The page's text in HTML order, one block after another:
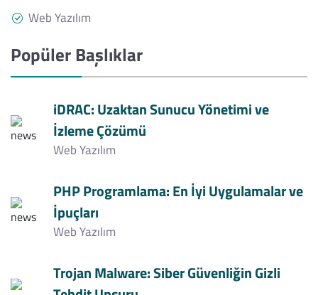
Web Yazılım
Popüler Başlıklar
iDRAC: Uzaktan Sunucu Yönetimi ve
İzleme Çözümü
Web Yazılım
PHP Programlama: En İyi Uygulamalar ve
İpuçları
Web Yazılım
Trojan Malware: Siber Güvenliğin Gizli